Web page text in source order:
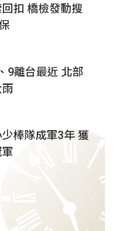
扣 橋檢發動搜
9離台最近 北部
棒隊成軍3年 獲